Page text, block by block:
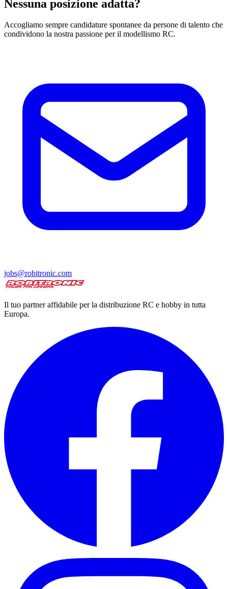
Nessuna posizione adatta?
Accogliamo sempre candidature spontanee da persone di talento che
condividono la nostra passione per il modellismo RC.
jobs@robitronic.com
Il tuo partner affidabile per la distribuzione RC e hobby in tutta
Europa.